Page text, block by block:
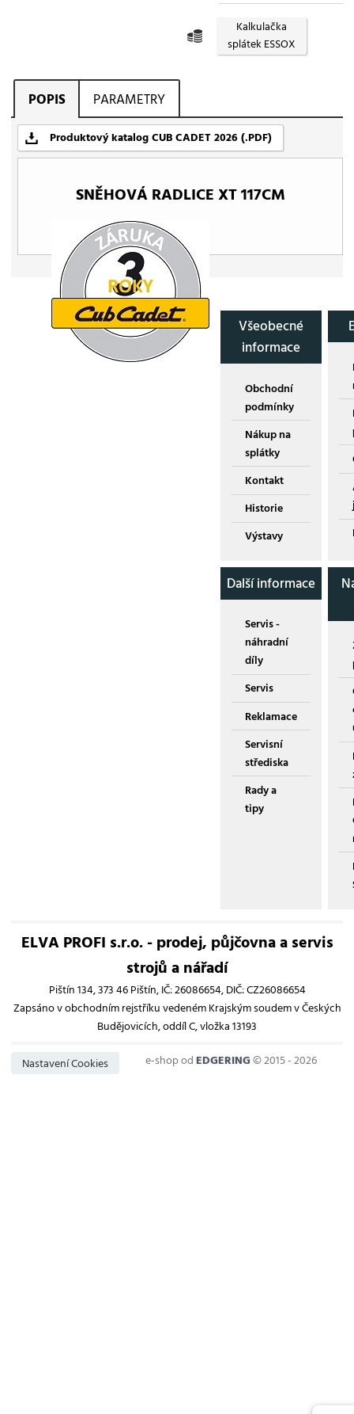
Kalkulačka
splátek ESSOX
POPIS PARAMETRY
Produktový katalog CUB CADET 2026 (.PDF)
SNĚHOVÁ RADLICE XT 117CM
Všeobecné
informace
Obchodní
podmínky
Nákup na
splátky
Kontakt
Historie
Výstavy
Další informace
Servis -
náhradní
díly
Servis
Reklamace
Servisní
střediska
Rady a
tipy
ELVA PROFI s.r.o. - prodej, půjčovna a servis
strojů a nářadí
Pištín 134, 373 46 Pištín, IČ: 26086654, DIČ: CZ26086654
Zapsáno v obchodním rejstříku vedeném Krajským soudem v Českých
Budějovicích, oddíl C, vložka 13193
Nastavení Cookies e-shop odEDGERING© 2015 - 2026